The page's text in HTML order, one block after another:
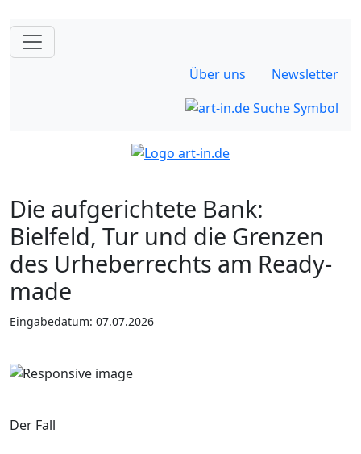
Über uns Newsletter
Die aufgerichtete Bank:
Bielfeld, Tur und die Grenzen
des Urheberrechts am Ready-
made
Eingabedatum: 07.07.2026
Der Fall